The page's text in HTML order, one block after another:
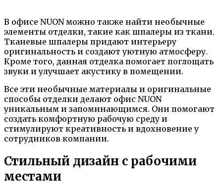
В офисе NUON можно также найти необычные
элементы отделки, такие как шпалеры из ткани.
Тканевые шпалеры придают интерьеру
оригинальность и создают уютную атмосферу.
Кроме того, данная отделка помогает поглощать
звуки и улучшает акустику в помещении.
Все эти необычные материалы и оригинальные
способы отделки делают офис NUON
уникальным и запоминающимся. Они помогают
создать комфортную рабочую среду и
стимулируют креативность и вдохновение у
сотрудников компании.
Стильный дизайн с рабочими
местами